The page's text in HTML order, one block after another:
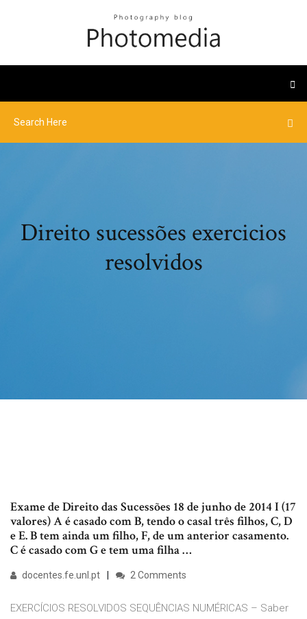
Direito sucessões exercicios
resolvidos
Exame de Direito das Sucessões 18 de junho de 2014 I (17
valores) A é casado com B, tendo o casal três filhos, C, D
e E. B tem ainda um filho, F, de um anterior casamento.
C é casado com G e tem uma filha …
docentes.fe.unl.pt 2 Comments
EXERCÍCIOS RESOLVIDOS SEQUÊNCIAS NUMÉRICAS – Saber